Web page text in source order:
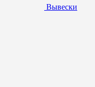
Вывески